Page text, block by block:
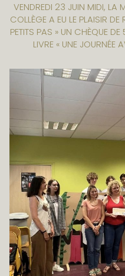
VENDREDI 23 JUIN MIDI, LA
COLLÈGE A EU LE PLAISIR DE
PETITS PAS » UN CHÈQUE
LIVRE « UNE JOURNÉE